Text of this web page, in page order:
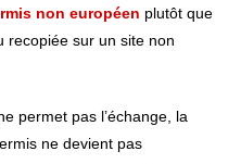
non européen plutôt que
recopiée sur un site non
permet pas l’échange, la
ne devient pas